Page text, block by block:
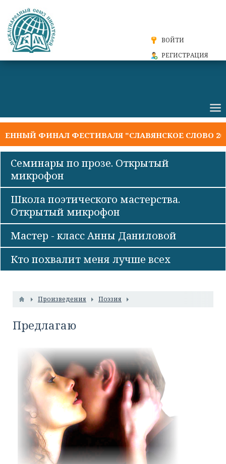
ВОЙТИ
РЕГИСТРАЦИЯ
ФИНАЛ ФЕСТИВАЛЯ "СЛАВЯНСКОЕ СЛОВО 2026"
Семинары по прозе. Открытый
микрофон
Школа поэтического мастерства.
Открытый микрофон
Мастер - класс Анны Даниловой
Кто похвалит меня лучше всех
Произведения Поэзия
Предлагаю